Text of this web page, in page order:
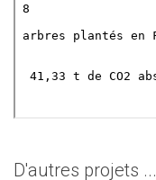
D'autres projets ...